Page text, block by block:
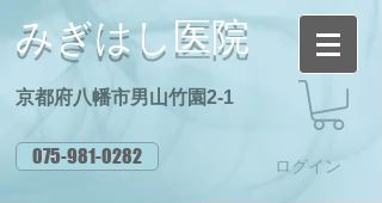
みぎはし医院
075-981-0282
京都府八幡市男山竹園2-1
ログイン